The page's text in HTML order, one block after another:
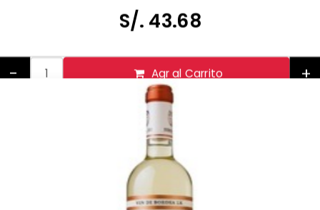
Prohibida la venta a menores de 18 años.
S/. 43.68
- Agr al Carrito +